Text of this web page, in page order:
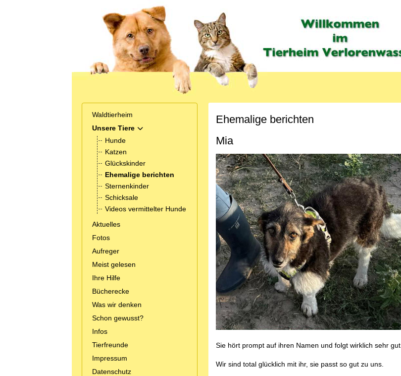
Waldtierheim
Unsere Tiere
MOD_MENU_TOGGLE_SUBMENU_LABEL
Hunde
Katzen
Glückskinder
Ehemalige berichten
Sternenkinder
Schicksale
Videos vermittelter Hunde
Aktuelles
Fotos
Aufreger
Meist gelesen
Ihre Hilfe
Bücherecke
Was wir denken
Schon gewusst?
Infos
Tierfreunde
Impressum
Datenschutz
Ehemalige berichten
Mia
Sie hört prompt auf ihren Namen und folgt wirklich sehr gut.
Wir sind total glücklich mit ihr, sie passt so gut zu uns.